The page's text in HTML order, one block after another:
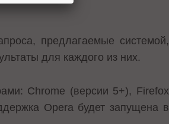
предлагаемые системой,
для каждого из них.
Chrome (версии 5+), Firefox
Opera будет запущена в